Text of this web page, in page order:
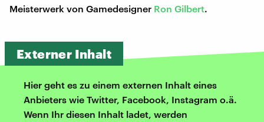
Meisterwerk von Gamedesigner Ron Gilbert.
Externer Inhalt
Hier geht es zu einem externen Inhalt eines
Anbieters wie Twitter, Facebook, Instagram o.ä.
Wenn Ihr diesen Inhalt ladet, werden